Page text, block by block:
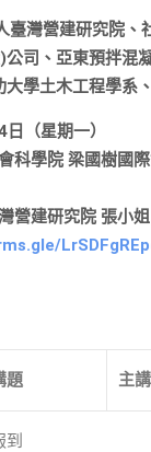
臺灣營建研究院、
公司、亞東預拌混
學土木工程學系
（星期一）
科學院 梁國樹國
營建研究院 張小
題 主
到